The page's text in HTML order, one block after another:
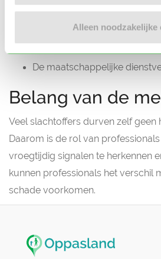
Alleen noodzakelijke
Het onderwijs
De jeugdzorg
De maatschappelijke
Belang van de
Veel slachtoffers durven zelf geen
Daarom is de rol van
vroegtijdig signalen te herkennen
kunnen professionals het verschil
schade voorkomen.